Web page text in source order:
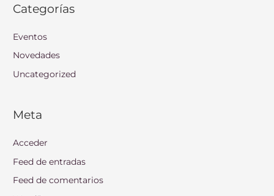
Categorías
Eventos
Novedades
Uncategorized
Meta
Acceder
Feed de entradas
Feed de comentarios